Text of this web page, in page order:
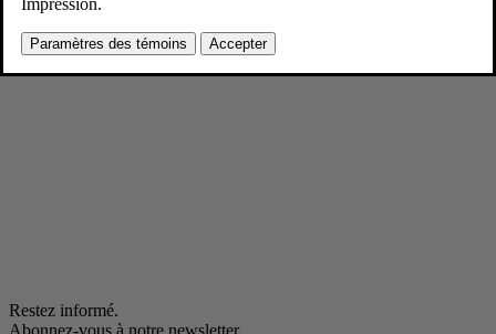
EX40 Sand edition
Pour consulter toute l’information sur les droits d’auteur, cliquez ici